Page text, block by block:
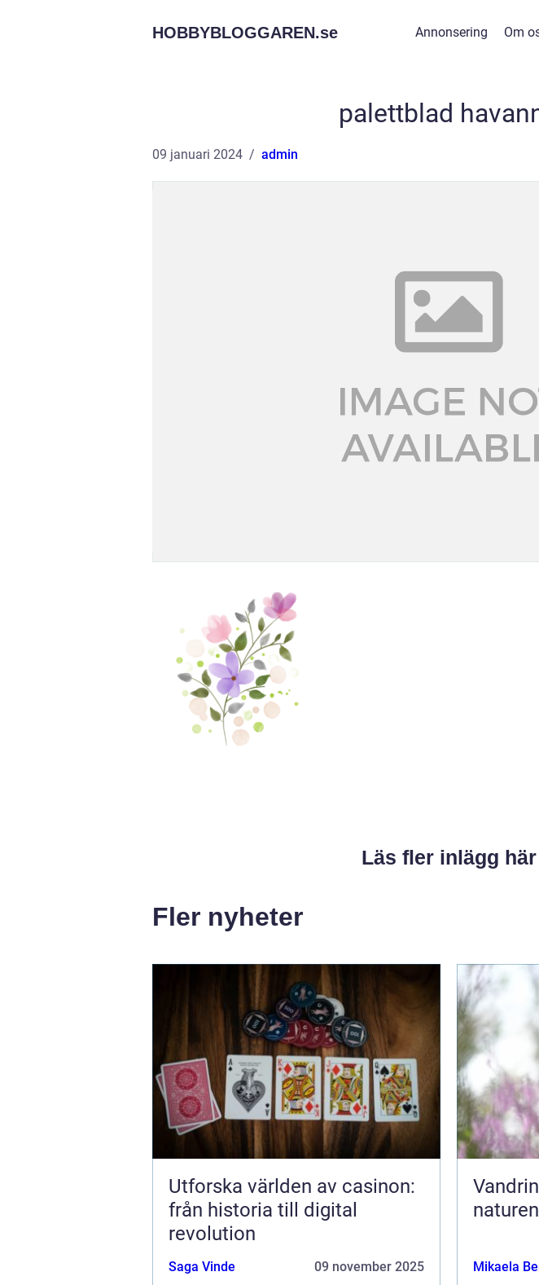
HOBBYBLOGGAREN.se Annonsering Om
palettblad
09 januari 2024 admin
Läs fler inlägg här
Fler nyheter
Utforska världen av casinon:
från historia till digital
revolution
Saga Vinde 09 november 2025 Mikaela